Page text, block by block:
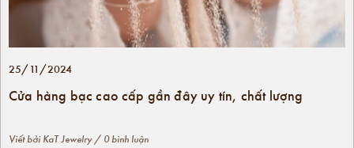
25/11/2024
Cửa hàng bạc cao cấp gần đây uy tín, chất lượng
Viết bởi KaT Jewelry/ 0 bình luận